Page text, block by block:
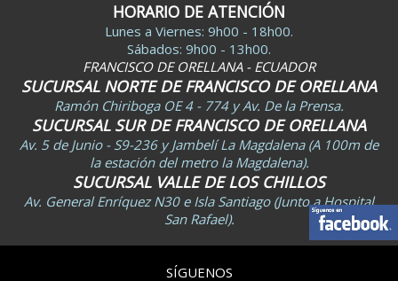
HORARIO DE ATENCIÓN
Lunes a Viernes: 9h00 - 18h00.
Sábados: 9h00 - 13h00.
FRANCISCO DE ORELLANA - ECUADOR
SUCURSAL NORTE DE FRANCISCO DE ORELLANA
Ramón Chiriboga OE 4 - 774 y Av. De la Prensa.
SUCURSAL SUR DE FRANCISCO DE ORELLANA
Av. 5 de Junio - S9-236 y Jambelí La Magdalena (A 100m de
la estación del metro la Magdalena).
SUCURSAL VALLE DE LOS CHILLOS
Av. General Enríquez N30 e Isla Santiago (Junto a Hospital
San Rafael).
SÍGUENOS